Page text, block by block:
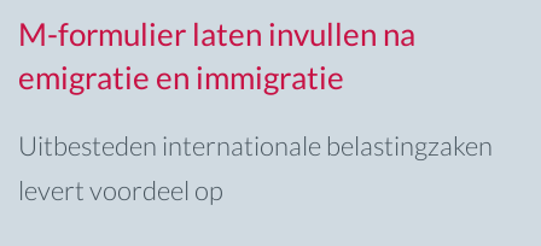
M-formulier laten invullen na
emigratie en immigratie
Uitbesteden internationale belastingzaken
levert voordeel op